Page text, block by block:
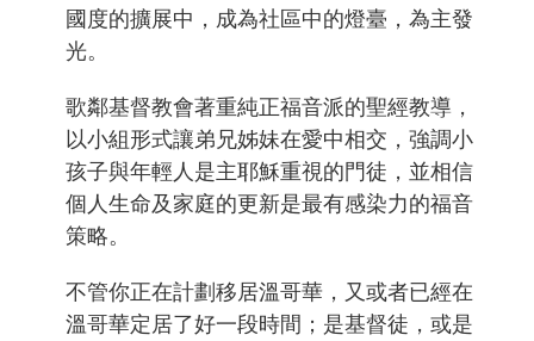
國度的擴展中，成為社區中的燈臺，為主發
光。
歌鄰基督教會著重純正福音派的聖經教導，
以小組形式讓弟兄姊妹在愛中相交，強調小
孩子與年輕人是主耶穌重視的門徒，並相信
個人生命及家庭的更新是最有感染力的福音
策略。
不管你正在計劃移居溫哥華，又或者已經在
溫哥華定居了好一段時間；是基督徒，或是